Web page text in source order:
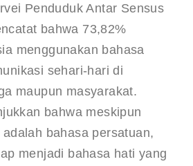
Penduduk Antar Sensus
bahwa 73,82%
menggunakan bahasa
sehari-hari di
maupun masyarakat.
bahwa meskipun
bahasa persatuan,
menjadi bahasa hati yang